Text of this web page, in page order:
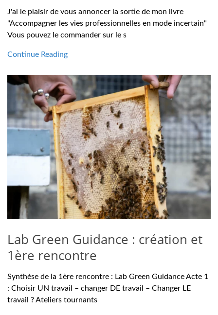
J'ai le plaisir de vous annoncer la sortie de mon livre
"Accompagner les vies professionnelles en mode incertain"
Vous pouvez le commander sur le s
Continue Reading
Lab Green Guidance : création et
1ère rencontre
Synthèse de la 1ère rencontre : Lab Green Guidance Acte 1
: Choisir UN travail – changer DE travail – Changer LE
travail ? Ateliers tournants